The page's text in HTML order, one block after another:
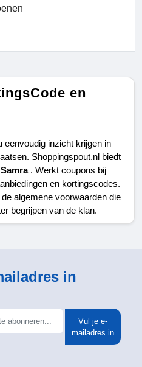
en
eenvoudig inzicht krijgen in
Shoppingspout.nl biedt
. Werkt coupons bij
en kortingscodes.
algemene voorwaarden die
begrijpen van de klan.
in
Vul je e-
mailadres in